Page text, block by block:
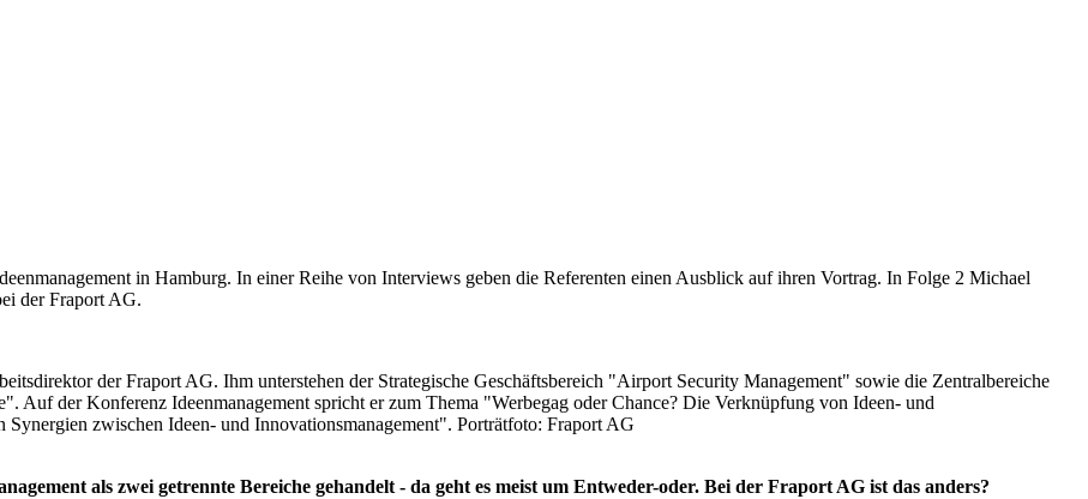
in Hamburg. In einer Reihe von Interviews geben die Referenten einen Ausblick auf ihren Vortrag. In Folge 2 Michael
der Fraport AG.
der Fraport AG. Ihm unterstehen der Strategische Geschäftsbereich "Airport Security Management" sowie die Zentralbereiche
Auf der Konferenz Ideenmanagement spricht er zum Thema "Werbegag oder Chance? Die Verknüpfung von Ideen- und
zwischen Ideen- und Innovationsmanagement". Porträtfoto: Fraport AG
als zwei getrennte Bereiche gehandelt - da geht es meist um Entweder-oder. Bei der Fraport AG ist das anders?